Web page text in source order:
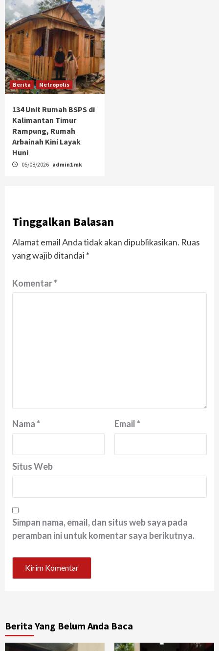
Berita Metropolis
134 Unit Rumah BSPS di
Kalimantan Timur
Rampung, Rumah
Arbainah Kini Layak
Huni
05/08/2026 admin1 mk
Tinggalkan Balasan
Alamat email Anda tidak akan dipublikasikan. Ruas
yang wajib ditandai *
Komentar*
Nama* Email*
Situs Web
Simpan nama, email, dan situs web saya pada
peramban ini untuk komentar saya berikutnya.
Berita Yang Belum Anda Baca